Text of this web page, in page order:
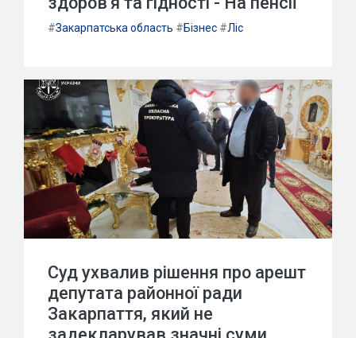
#Закарпатська область #Бізнес #Ліс
Суд ухвалив рішення про арешт
депутата районної ради
Закарпаття, який не